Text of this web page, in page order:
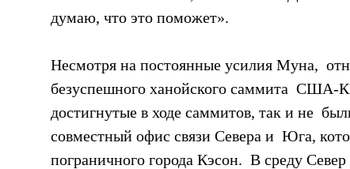
думаю, что это поможет».
Несмотря на постоянные усилия Муна,
безуспешного ханойского саммита  США-
достигнутые в ходе саммитов, так и не
совместный офис связи Севера и  Юга,
пограничного города Кэсон.  В среду